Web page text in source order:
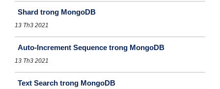
Shard trong MongoDB
13 Th3 2021
Auto-Increment Sequence trong MongoDB
13 Th3 2021
Text Search trong MongoDB